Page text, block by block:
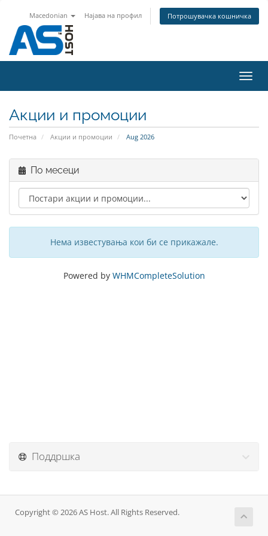
Macedonian Најава на профил Потрошувачка кошничка
Акции и промоции
Почетна Акции и промоции Aug 2026
По месеци
Нема известувања кои би се прикажале.
Powered by WHMCompleteSolution
Поддршка
Copyright © 2026 AS Host. All Rights Reserved.